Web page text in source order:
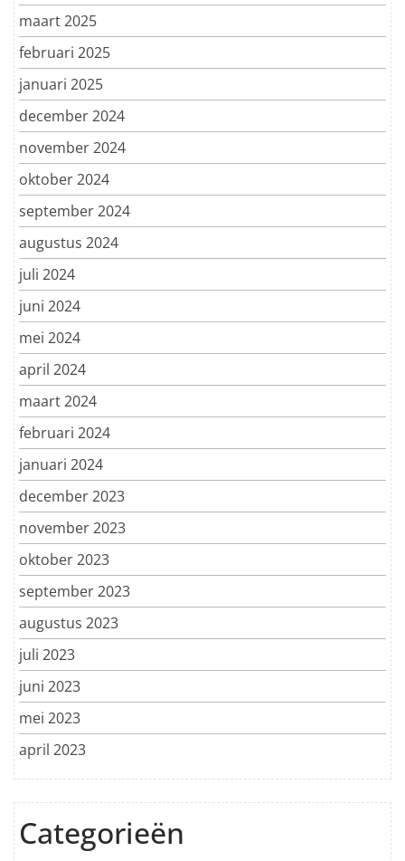
maart 2025
februari 2025
januari 2025
december 2024
november 2024
oktober 2024
september 2024
augustus 2024
juli 2024
juni 2024
mei 2024
april 2024
maart 2024
februari 2024
januari 2024
december 2023
november 2023
oktober 2023
september 2023
augustus 2023
juli 2023
juni 2023
mei 2023
april 2023
Categorieën